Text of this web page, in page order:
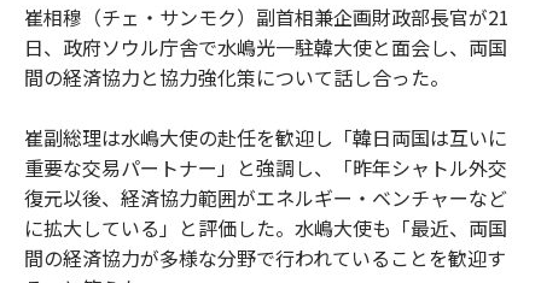
崔相穆（チェ・サンモク）副首相兼企画財政部長官が21
日、政府ソウル庁舎で水嶋光一駐韓大使と面会し、両国
間の経済協力と協力強化策について話し合った。
崔副総理は水嶋大使の赴任を歓迎し「韓日両国は互いに
重要な交易パートナー」と強調し、「昨年シャトル外交
復元以後、経済協力範囲がエネルギー・ベンチャーなど
に拡大している」と評価した。水嶋大使も「最近、両国
間の経済協力が多様な分野で行われていることを歓迎す